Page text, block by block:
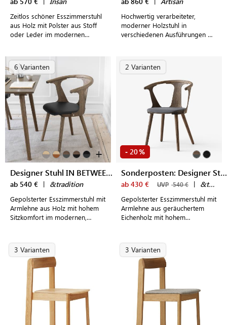
Zeitlos schöner Esszimmerstuhl
aus Holz mit Polster aus Stoff
oder Leder im modernen
Hochwertig verarbeiteter,
moderner Holzstuhl in
verschiedenen Ausführungen mit
6 Varianten
+
Designer Stuhl IN BETWEEN SK2
ab 540 € | &tradition
Gepolsterter Esszimmerstuhl mit
Armlehne aus Holz mit hohem
Sitzkomfort im modernen,
2 Varianten
- 20%
Sonderposten: Designer Stuhl IN BETWEEN SK2
ab 430 € UVP 540 € | &tradition
Gepolsterter Esszimmerstuhl mit
Armlehne aus geräuchertem
Eichenholz mit hohem
3 Varianten 3 Varianten